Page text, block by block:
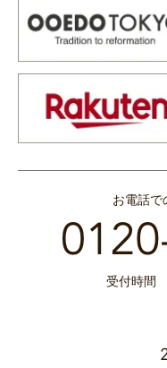
お電話で
受付時間